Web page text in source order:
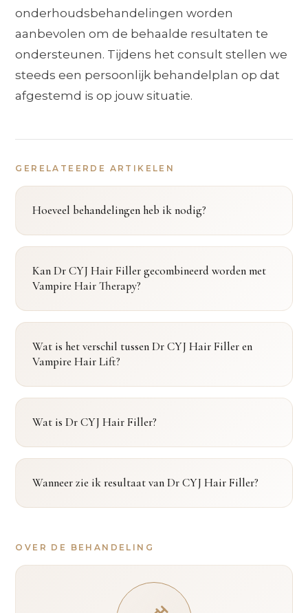
onderhoudsbehandelingen worden
aanbevolen om de behaalde resultaten te
ondersteunen. Tijdens het consult stellen we
steeds een persoonlijk behandelplan op dat
afgestemd is op jouw situatie.
GERELATEERDE ARTIKELEN
Hoeveel behandelingen heb ik nodig?
Kan Dr CYJ Hair Filler gecombineerd worden met
Vampire Hair Therapy?
Wat is het verschil tussen Dr CYJ Hair Filler en
Vampire Hair Lift?
Wat is Dr CYJ Hair Filler?
Wanneer zie ik resultaat van Dr CYJ Hair Filler?
OVER DE BEHANDELING